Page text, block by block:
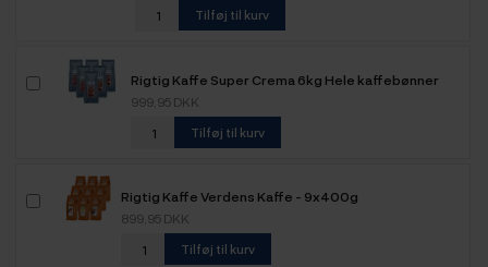
Tilføj til kurv
Rigtig Kaffe Super Crema 6kg Hele kaffebønner
999,95 DKK
Tilføj til kurv
Rigtig Kaffe Verdens Kaffe - 9x400g
899,95 DKK
Tilføj til kurv